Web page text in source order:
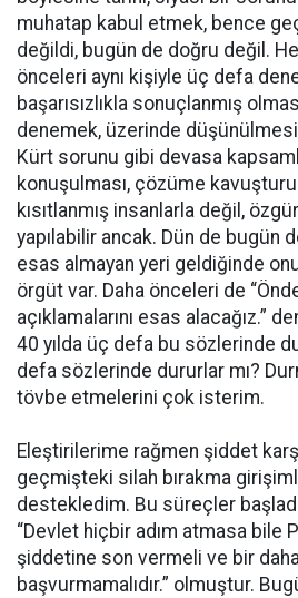
muhatap kabul etmek, bence
değildi, bugün de doğru değil.
önceleri aynı kişiyle üç defa
başarısızlıkla sonuçlanmış
denemek, üzerinde
Kürt sorunu gibi devasa
konuşulması, çözüme
kısıtlanmış insanlarla değil,
yapılabilir ancak. Dün de bugün
esas almayan yeri geldiğinde
örgüt var. Daha önceleri de
açıklamalarını esas alacağız.”
40 yılda üç defa bu sözlerinde
defa sözlerinde dururlar mı?
tövbe etmelerini çok isterim.
Eleştirilerime rağmen şiddet
geçmişteki silah bırakma
destekledim. Bu süreçler
“Devlet hiçbir adım atmasa bile
şiddetine son vermeli ve bir
başvurmamalıdır.” olmuştur.